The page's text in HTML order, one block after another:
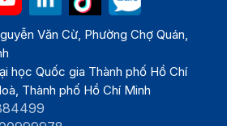
Văn Cừ, Phường Chợ Quán,
học Quốc gia Thành phố Hồ Chí
Thành phố Hồ Chí Minh